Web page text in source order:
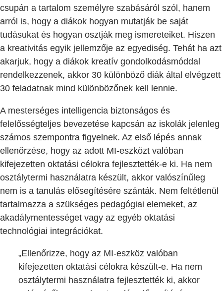
csupán a tartalom személyre szabásáról szól, hanem
arról is, hogy a diákok hogyan mutatják be saját
tudásukat és hogyan osztják meg ismereteiket. Hiszen
a kreativitás egyik jellemzője az egyediség. Tehát ha azt
akarjuk, hogy a diákok kreatív gondolkodásmóddal
rendelkezzenek, akkor 30 különböző diák által elvégzett
30 feladatnak mind különbözőnek kell lennie.
A mesterséges intelligencia biztonságos és
felelősségteljes bevezetése kapcsán az iskolák jelenleg
számos szempontra figyelnek. Az első lépés annak
ellenőrzése, hogy az adott MI-eszközt valóban
kifejezetten oktatási célokra fejlesztették-e ki. Ha nem
osztálytermi használatra készült, akkor valószínűleg
nem is a tanulás elősegítésére szánták. Nem feltétlenül
tartalmazza a szükséges pedagógiai elemeket, az
akadálymentességet vagy az egyéb oktatási
technológiai integrációkat.
„Ellenőrizze, hogy az MI-eszköz valóban
kifejezetten oktatási célokra készült-e. Ha nem
osztálytermi használatra fejlesztették ki, akkor